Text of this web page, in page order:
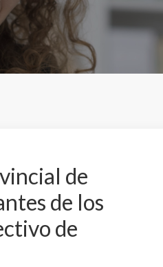
de
de los
de